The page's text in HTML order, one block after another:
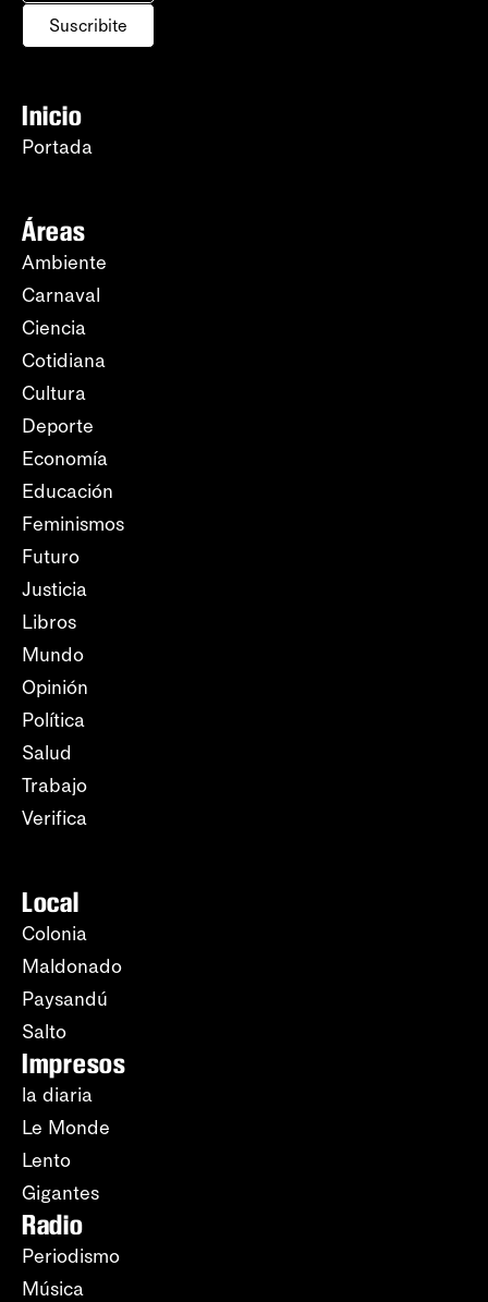
Suscribite
Inicio
Portada
Áreas
Ambiente
Carnaval
Ciencia
Cotidiana
Cultura
Deporte
Economía
Educación
Feminismos
Futuro
Justicia
Libros
Mundo
Opinión
Política
Salud
Trabajo
Verifica
Local
Colonia
Maldonado
Paysandú
Salto
Impresos
la diaria
Le Monde
Lento
Gigantes
Radio
Periodismo
Música